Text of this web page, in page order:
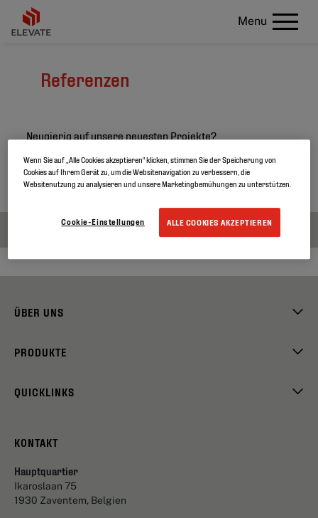
Menu
Referenzen
Neugierig auf unsere neuesten Projekte?
Suchen Sie in unseren Projekten und erfahren sie mehr
über unsere Produkte
ÜBER UNS
PRODUKTE
QUICKLINKS
KONTAKT
Hauptquartier
Ikaroslaan 75
1930 Zaventem, Belgien
Wenn Sie auf „Alle Cookies akzeptieren“ klicken, stimmen Sie der Speicherung von
Cookies auf Ihrem Gerät zu, um die Websitenavigation zu verbessern, die
Websitenutzung zu analysieren und unsere Marketingbemühungen zu unterstützen.
ALLE COOKIES AKZEPTIEREN
Cookie-Einstellungen